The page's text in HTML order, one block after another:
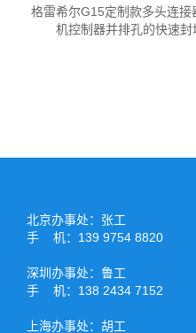
格雷希尔G15定制款多头连接
机控制器并排孔的快速封
北京办事处：张工
手 机：139 9754 8820
深圳办事处：鲁工
手 机：138 2434 7152
上海办事处：胡工